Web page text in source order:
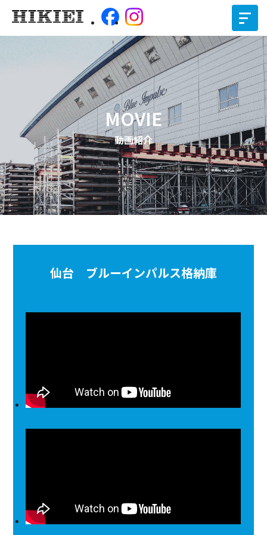
MOVIE
動画紹介
仙台 ブルーインパルス格納庫